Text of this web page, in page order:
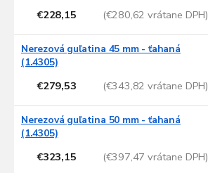
€228,15 (€280,62 vrátane DPH)
Nerezová guľatina 45 mm - ťahaná
(1.4305)
€279,53 (€343,82 vrátane DPH)
Nerezová guľatina 50 mm - ťahaná
(1.4305)
€323,15 (€397,47 vrátane DPH)